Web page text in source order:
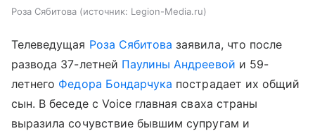
Роза Сябитова источник: Legion-Media.ru
Телеведущая Роза Сябитова заявила, что после
развода 37-летней Паулины Андреевой и 59-
летнего Федора Бондарчука пострадает их общий
сын. В беседе с Voice главная сваха страны
выразила сочувствие бывшим супругам и